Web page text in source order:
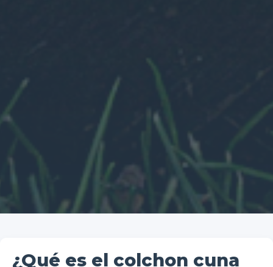
¿Qué es el colchon cuna